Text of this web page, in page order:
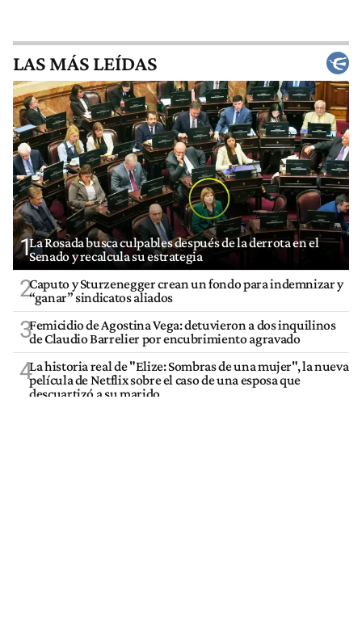
LAS MÁS LEÍDAS
1La Rosada busca culpables después de la derrota en el
Senado y recalcula su estrategia
2Caputo y Sturzenegger crean un fondo para indemnizar y
“ganar” sindicatos aliados
3Femicidio de Agostina Vega: detuvieron a dos inquilinos
de Claudio Barrelier por encubrimiento agravado
4La historia real de "Elize: Sombras de una mujer", la nueva
película de Netflix sobre el caso de una esposa que
descuartizó a su marido